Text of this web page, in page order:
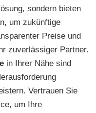
sondern bieten
um zukünftige
Preise und
zuverlässiger Partner.
in Ihrer Nähe sind
Vertrauen Sie
um Ihre